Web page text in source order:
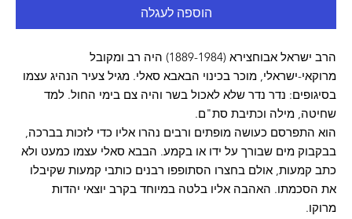
הוספה לעגלה
הרב ישראל אבוחצירא (1889-1984) היה רב ומקובל
מרוקאי-ישראלי, מוכר בכינוי הבאבא סאלי. מגיל צעיר הנהיג עצמו
בסיגופים: נדר נדר שלא לאכול בשר והיה צם בימי החול. למד
שחיטה, מילה וכתיבת סת"ם.
הוא התפרסם כעושה מופתים ורבים נהרו אליו כדי לזכות בברכה,
בבקבוק מים שבורך על ידו או בקמע. הבבא סאלי עצמו כמעט ולא
כתב קמעות, אולם בחצרו הסתופפו רבנים כותבי קמעות שקיבלו
את הסכמתו. האהבה אליו בלטה במיוחד בקרב יוצאי יהדות
מרוקו.